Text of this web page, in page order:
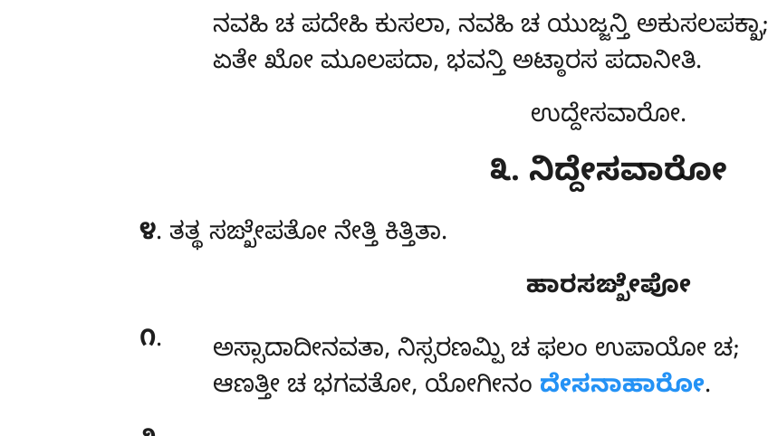
ನವಹಿ ಚ ಪದೇಹಿ ಕುಸಲಾ, ನವಹಿ ಚ ಯುಜ್ಜನ್ತಿ ಅಕುಸಲಪಕ್ಖಾ;
ಏತೇ ಖೋ ಮೂಲಪದಾ, ಭವನ್ತಿ ಅಟ್ಠಾರಸ ಪದಾನೀತಿ.
ಉದ್ದೇಸವಾರೋ.
೩. ನಿದ್ದೇಸವಾರೋ
೪. ತತ್ಥ ಸಙ್ಖೇಪತೋ ನೇತ್ತಿ ಕಿತ್ತಿತಾ.
ಹಾರಸಙ್ಖೇಪೋ
೧. ಅಸ್ಸಾದಾದೀನವತಾ, ನಿಸ್ಸರಣಮ್ಪಿ ಚ ಫಲಂ ಉಪಾಯೋ ಚ;
ಆಣತ್ತೀ ಚ ಭಗವತೋ, ಯೋಗೀನಂ ದೇಸನಾಹಾರೋ.